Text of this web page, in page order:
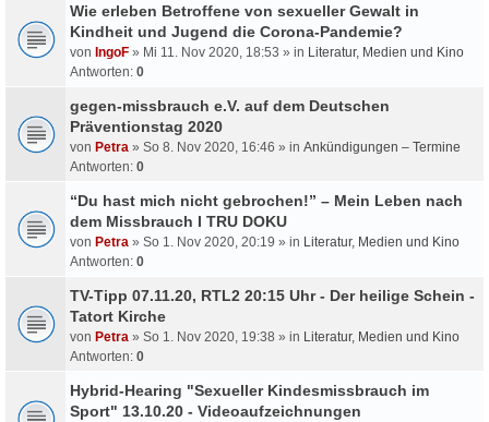
Wie erleben Betroffene von sexueller Gewalt in
Kindheit und Jugend die Corona-Pandemie?
von IngoF » Mi 11. Nov 2020, 18:53 » in Literatur, Medien und Kino
Antworten: 0
gegen-missbrauch e.V. auf dem Deutschen
Präventionstag 2020
von Petra » So 8. Nov 2020, 16:46 » in Ankündigungen – Termine
Antworten: 0
“Du hast mich nicht gebrochen!” – Mein Leben nach
dem Missbrauch I TRU DOKU
von Petra » So 1. Nov 2020, 20:19 » in Literatur, Medien und Kino
Antworten: 0
TV-Tipp 07.11.20, RTL2 20:15 Uhr - Der heilige Schein -
Tatort Kirche
von Petra » So 1. Nov 2020, 19:38 » in Literatur, Medien und Kino
Antworten: 0
Hybrid-Hearing "Sexueller Kindesmissbrauch im
Sport" 13.10.20 - Videoaufzeichnungen